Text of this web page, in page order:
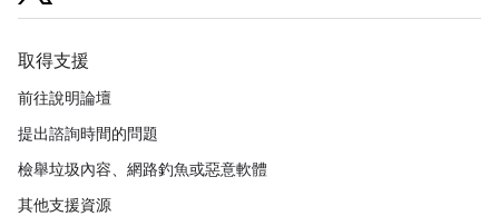
取得支援
前往說明論壇
提出諮詢時間的問題
檢舉垃圾內容、網路釣魚或惡意軟體
其他支援資源